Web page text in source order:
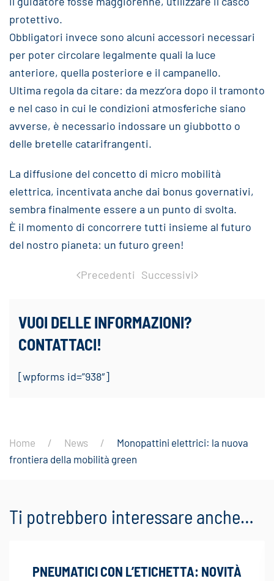
protettivo.
Obbligatori invece sono alcuni accessori necessari
per poter circolare legalmente quali la luce
anteriore, quella posteriore e il campanello.
Ultima regola da citare: da mezz’ora dopo il tramonto
e nel caso in cui le condizioni atmosferiche siano
avverse, è necessario indossare un giubbotto o
delle bretelle catarifrangenti.
La diffusione del concetto di micro mobilità
elettrica, incentivata anche dai bonus governativi,
sembra finalmente essere a un punto di svolta.
È il momento di concorrere tutti insieme al futuro
del nostro pianeta: un futuro green!
Precedenti Successivi
VUOI DELLE INFORMAZIONI?
CONTATTACI!
[wpforms id=”938″]
Home News
Monopattini elettrici: la nuova
frontiera della mobilità green
Ti potrebbero interessare anche…
PNEUMATICI CON L’ETICHETTA: NOVITÀ